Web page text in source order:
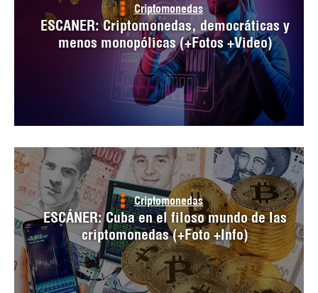
Criptomonedas
ESCANER: Criptomonedas, democráticas y
menos monopólicas (+Fotos +Video)
Criptomonedas
ESCÁNER: Cuba en el filoso mundo de las
criptomonedas (+Foto +Info)